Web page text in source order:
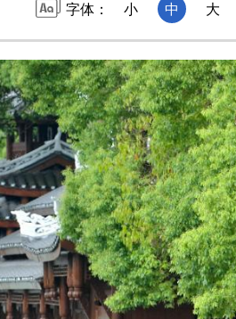
字体： 小 中 大